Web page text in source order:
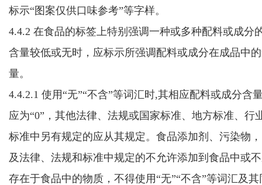
标示“图案仅供口味参考”等字样。
4.4.2 在食品的标签上特别强调一种或多种配料或成分
含量较低或无时，应标示所强调配料或成分在成品中
量。
4.4.2.1 使用“无”“不含”等词汇时,其相应配料或成分含
应为“0”，其他法律、法规或国家标准、地方标准、行
标准中另有规定的应从其规定。食品添加剂、污染物
及法律、法规和标准中规定的不允许添加到食品中或
存在于食品中的物质，不得使用“无”“不含”等词汇及其